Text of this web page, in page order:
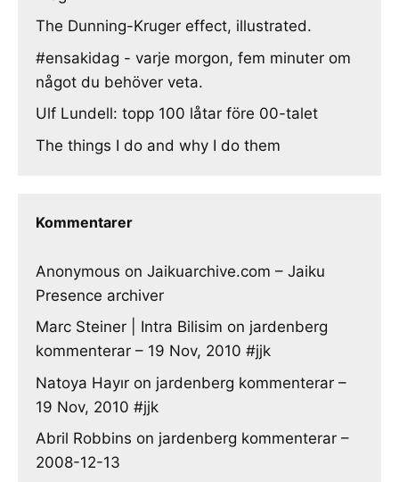
The Dunning-Kruger effect, illustrated.
#ensakidag - varje morgon, fem minuter om
något du behöver veta.
Ulf Lundell: topp 100 låtar före 00-talet
The things I do and why I do them
Kommentarer
Anonymous on Jaikuarchive.com – Jaiku
Presence archiver
Marc Steiner | Intra Bilisim on jardenberg
kommenterar – 19 Nov, 2010 #jjk
Natoya Hayır on jardenberg kommenterar –
19 Nov, 2010 #jjk
Abril Robbins on jardenberg kommenterar –
2008-12-13